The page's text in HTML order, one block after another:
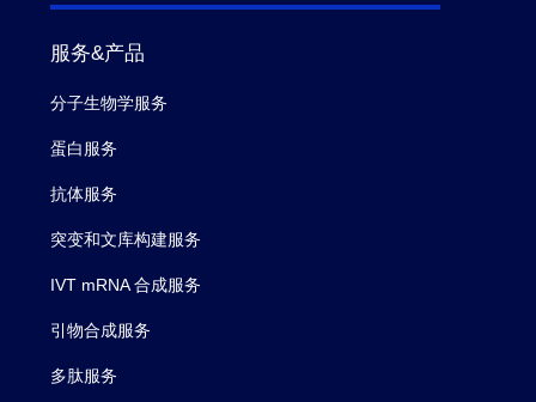
服务&产品
分子生物学服务
蛋白服务
抗体服务
突变和文库构建服务
IVT mRNA 合成服务
引物合成服务
多肽服务